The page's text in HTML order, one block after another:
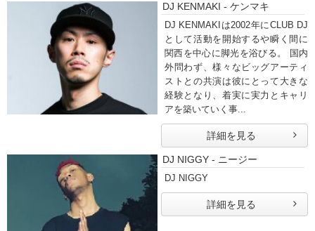
DJ KENMAKI - ケンマキ
DJ KENMAKIは2002年にCLUB DJ
として活動を開始するや瞬く間に
関西を中心に脚光を浴びる。 国内
外問わず、様々なビッグアーティ
ストとの共演は彼にとって大きな
経験となり、着実に実力とキャリ
アを築いていく事...
詳細を見る
DJ NIGGY - ニージー
DJ NIGGY
詳細を見る